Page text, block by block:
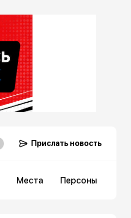
Прислать новость
Места Персоны